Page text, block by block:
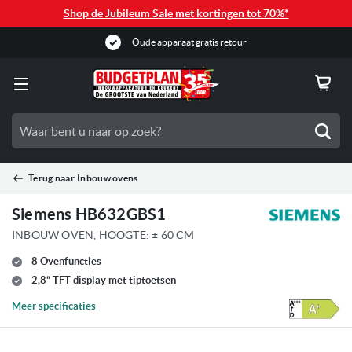
Shop de Jubileum Sale met kortingen tot 70%*
Oude apparaat gratis retour
Terug naar Inbouw ovens
Siemens HB632GBS1
INBOUW OVEN, HOOGTE: ± 60 CM
8 Ovenfuncties
2,8“ TFT display met tiptoetsen
Meer specificaties